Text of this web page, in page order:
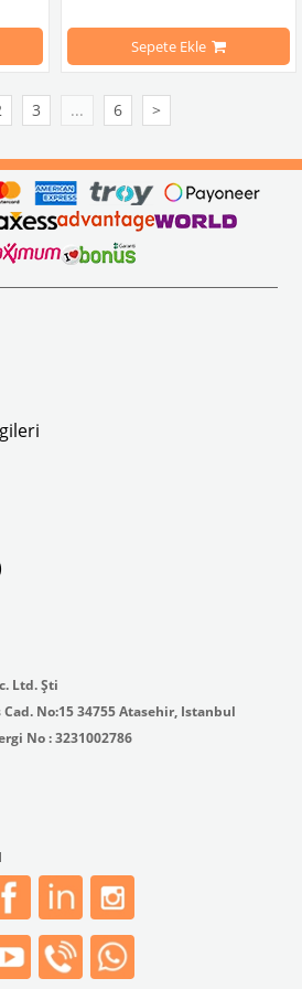
Sacı ve Cercevesi ile Beraber Klasik
sayesinde uzun ömürlü kullanım sunar.
korurken, güvenli sürüş için gerekli
Part No : 8195101702 111941073
1968-1979 Yılları Arasındaki T2
T2 A ve T2 B Kasa İle Uyumludur
VWCC Parça No : 3-3425 OEM
Sepete Ekle
3 ... 6 >
Ltd. Şti
No:15 34755 Atasehir, Istanbul
No : 3231002786